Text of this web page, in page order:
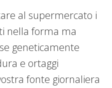
al supermercato i
nella forma ma
geneticamente
e ortaggi
fonte giornaliera